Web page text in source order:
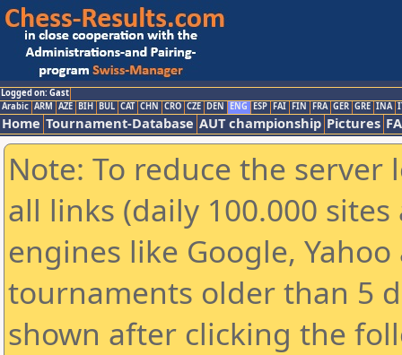
Logged on: Gast
Arabic ARM AZE BIH BUL CAT CHN CRO CZE DEN ENG ESP FAI FIN FRA GER GRE INA
Home Tournament-Database AUT championship Pictures
Note: To reduce the
all links (daily 100.000
engines like Google,
tournaments older than 5
shown after clicking the